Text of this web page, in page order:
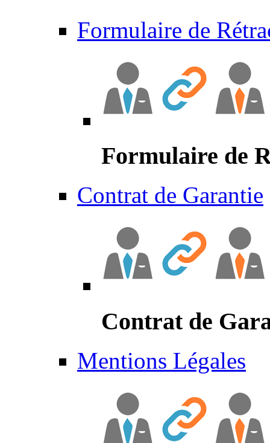
Formulaire de
Formulaire de
Contrat de Garantie
Contrat de
Mentions Légales